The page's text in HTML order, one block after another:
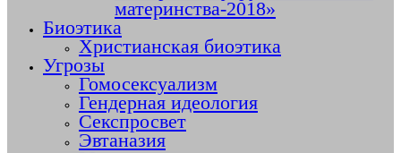
материнства-2018»
Биоэтика
Христианская биоэтика
Угрозы
Гомосексуализм
Гендерная идеология
Секспросвет
Эвтаназия